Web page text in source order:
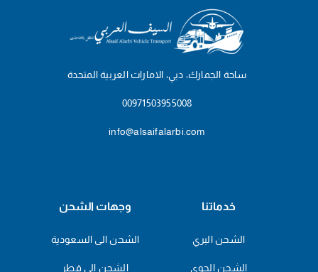
ساحة الجمارك، دبي، الامارات العربية المتحدة
00971503955008
info@alsaifalarbi.com
خدماتنا
الشحن البري
الشحن الجوي
وجهات الشحن
الشحن الى السعودية
الشحن الى قطر